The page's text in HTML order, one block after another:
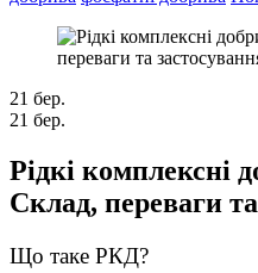
21 бер.
21 бер.
Рідкі комплексні
Склад, переваги
Що таке РКД?